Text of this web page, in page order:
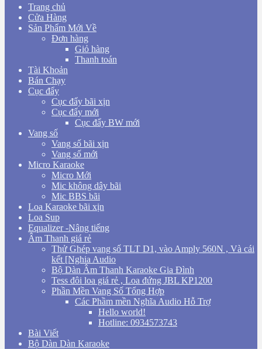
Trang chủ
Cửa Hàng
Sản Phẩm Mới Về
Đơn hàng
Giỏ hàng
Thanh toán
Tài Khoản
Bán Chạy
Cục đẩy
Cục đẩy bãi xịn
Cục đẩy mới
Cục đẩy BW mới
Vang số
Vang số bãi xịn
Vang số mới
Micro Karaoke
Micro Mới
Mic không dây bãi
Mic BBS bãi
Loa Karaoke bãi xịn
Loa Sup
Equalizer -Nâng tiếng
Âm Thanh giá rẻ
Thử Ghép vang số TLT D1, vào Amply 560N , Và cái
kết [Nghia Audio
Bộ Dàn Âm Thanh Karaoke Gia Đình
Tess đôi loa giá rẻ , Loa đứng JBL KP1200
Phần Mền Vang Số Tổng Hợp
Các Phầm mền Nghĩa Audio Hỗ Trợ
Hello world!
Hotline: 0934573743
Bài Viết
Bộ Dàn Dàn Karaoke